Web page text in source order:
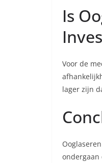
Is
Voor de
lager zijn
ondergaan